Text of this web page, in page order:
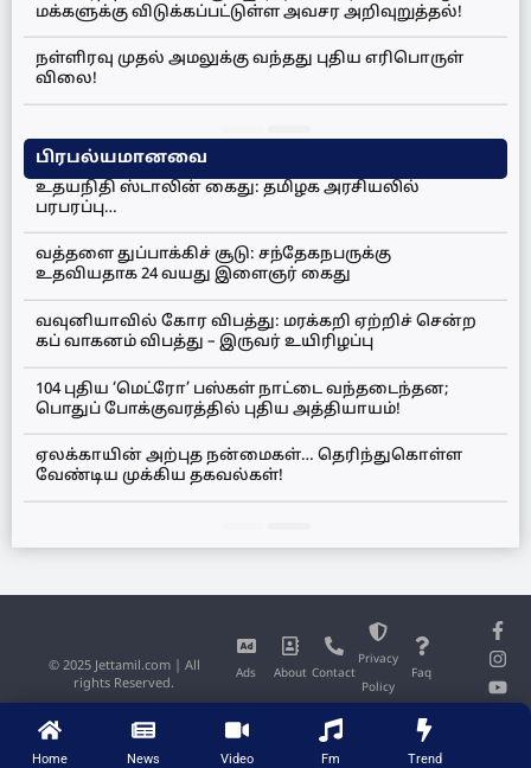
Home News Video Fm Trend
மக்களுக்கு விடுக்கப்பட்டுள்ள அவசர அறிவுறுத்தல்!
நள்ளிரவு முதல் அமலுக்கு வந்தது புதிய எரிபொருள்
விலை!
பிரபல்யமானவை
உதயநிதி ஸ்டாலின் கைது: தமிழக அரசியலில்
பரபரப்பு…
வத்தளை துப்பாக்கிச் சூடு: சந்தேகநபருக்கு
உதவியதாக 24 வயது இளைஞர் கைது
வவுனியாவில் கோர விபத்து: மரக்கறி ஏற்றிச் சென்ற
கப் வாகனம் விபத்து – இருவர் உயிரிழப்பு
104 புதிய ‘மெட்ரோ’ பஸ்கள் நாட்டை வந்தடைந்தன;
பொதுப் போக்குவரத்தில் புதிய அத்தியாயம்!
ஏலக்காயின் அற்புத நன்மைகள்… தெரிந்துகொள்ள
வேண்டிய முக்கிய தகவல்கள்!
Ads About Contact
Privacy
Policy
Faq
© 2025 Jettamil.com | All
rights Reserved.